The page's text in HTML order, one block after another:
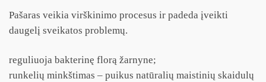
Pašaras veikia virškinimo procesus ir padeda įveikti
daugelį sveikatos problemų.
reguliuoja bakterinę florą žarnyne;
runkelių minkštimas – puikus natūralių maistinių skaidulų